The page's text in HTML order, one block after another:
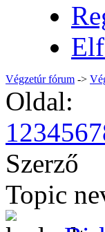
Végzetúr fórum ->
Oldal:
1234567
Szerző
Topic